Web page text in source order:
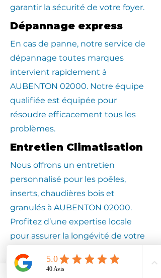
garantir la sécurité de votre foyer.
Dépannage express
En cas de panne, notre service de
dépannage toutes marques
intervient rapidement à
AUBENTON 02000. Notre équipe
qualifiée est équipée pour
résoudre efficacement tous les
problèmes.
Entretien Climatisation
Nous offrons un entretien
personnalisé pour les poêles,
inserts, chaudières bois et
granulés à AUBENTON 02000.
Profitez d’une expertise locale
pour assurer la longévité de votre